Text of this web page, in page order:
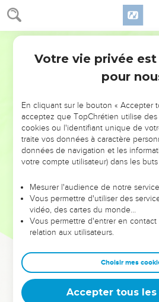
NE MANQUEZ PAS
DE
ET SI LEURS ERREURS
VOTRES ?
leur foi ou leur vision. Mais on voit
et les saisons difficiles qu'ils ont
sont elles qui les ont
Dans cette conférence, leaders,
clés pour avancer avec plus de
deviennent vos tremplins. Que vous
équipe, un groupe ou une famille,
Votre vie privée
pour
En cliquant sur le bouton « Accepter
acceptez que TopChrétien utilise des
cookies ou l'identifiant unique de
traite vos données à caractère
données de navigation et les
votre compte utilisateur) dans les buts
Mesurer l'audience de notre service
Vous permettre d'utiliser des
vidéo, des cartes du monde…
Vous permettre d'entrer en
relation aux utilisateurs.
Choisir mes
Accepter tous